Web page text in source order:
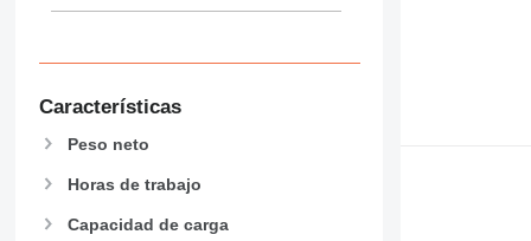
966
980
990
992
Características
Peso neto
Horas de trabajo
Capacidad de carga